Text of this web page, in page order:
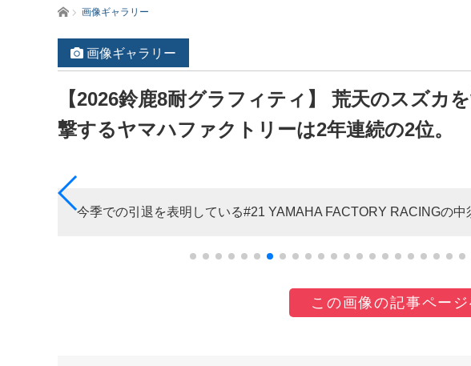
ホーム画像ギャラリー
画像ギャラリー
【2026鈴鹿8耐グラフィティ】 荒天のスズカ
撃するヤマハファクトリーは2年連続の2位。
今季での引退を表明している#21 YAMAHA FACTORY RACINGの中
この画像の記事ペー